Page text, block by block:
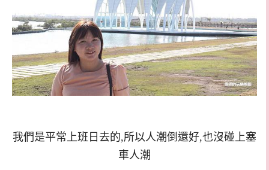
我們是平常上班日去的,所以人潮倒還好,也沒碰上塞
車人潮